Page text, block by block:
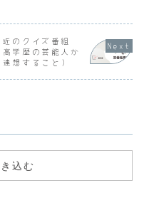
既往歴のある患
者）に対しては慎
重投与とされてい
ます。現在、○○
いわれまし
場がどう動
すでに休職
診断書を作
近のクイズ番組
高学歴の芸能人か
連想すること）
込む